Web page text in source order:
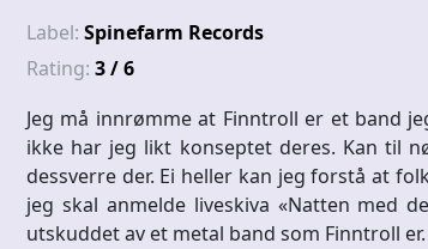
Label: Spinefarm Records
Rating: 3 / 6
Jeg må innrømme at Finntroll er et band
ikke har jeg likt konseptet deres. Kan til
dessverre der. Ei heller kan jeg forstå at
jeg skal anmelde liveskiva «Natten med
utskuddet av et metal band som Finntroll er.